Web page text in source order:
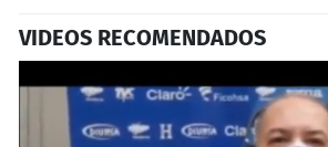
VIDEOS RECOMENDADOS